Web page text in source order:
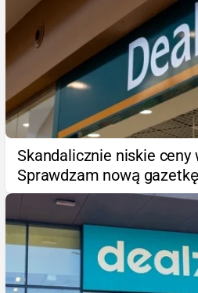
Skandalicznie niskie ceny
Sprawdzam nową gazetkę